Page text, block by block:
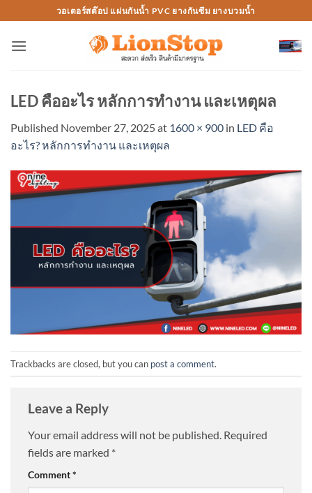
to
content
วอเตอร์สต๊อป แผ่นกันน้ำ PVC ยางกันซึม ยางบวมน้ำ
LED คืออะไร หลักการทำงาน และเหตุผล
Published November 27, 2025at 1600 × 900 in LED คือ
อะไร? หลักการทำงาน และเหตุผล
Trackbacks are closed, but you can post a comment.
Leave a Reply
Your email address will not be published. Required
fields are marked *
Comment*